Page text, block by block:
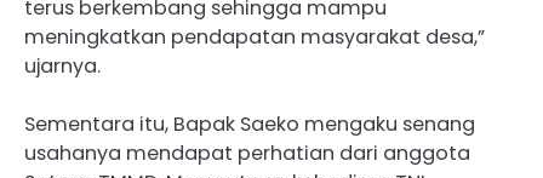
terus berkembang sehingga mampu
meningkatkan pendapatan masyarakat desa,”
ujarnya.
Sementara itu, Bapak Saeko mengaku senang
usahanya mendapat perhatian dari anggota